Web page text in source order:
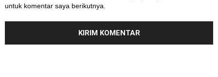
untuk komentar saya berikutnya.